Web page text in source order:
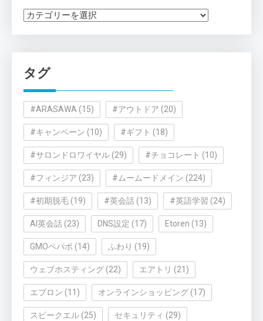
カ
ー
タグ
#ARASAWA (15) #アウトドア (20)
#キャンペーン (10) #ギフト (18)
#サロンドロワイヤル (29) #チョコレート (10)
#フィンジア (23) #ムームードメイン (224)
#初期脱毛 (19) #英会話 (13) #英語学習 (24)
AI英会話 (23) DNS設定 (17) Etoren (13)
GMOペパボ (14) ふわり (19)
ウェブホスティング (22) エアトリ (21)
エプロン (11) オンラインショッピング (17)
スピークエル (25) セキュリティ (29)